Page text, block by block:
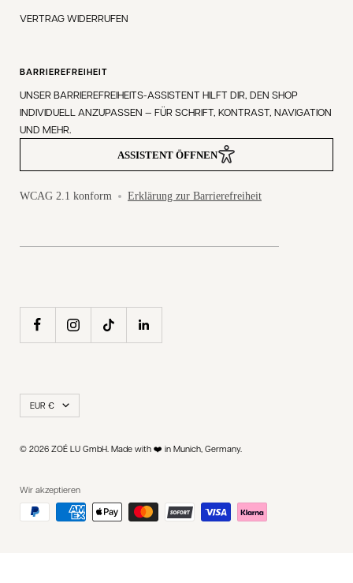
VERTRAG WIDERRUFEN
BARRIEREFREIHEIT
UNSER BARRIEREFREIHEITS-ASSISTENT HILFT DIR, DEN SHOP
INDIVIDUELL ANZUPASSEN — FÜR SCHRIFT, KONTRAST, NAVIGATION
UND MEHR.
ASSISTENT ÖFFNEN
WCAG 2.1 konform Erklärung zur Barrierefreiheit
Land/Region
EUR €
© 2026 ZOÉ LU GmbH. Made with ❤️ in Munich, Germany.
Wir akzeptieren